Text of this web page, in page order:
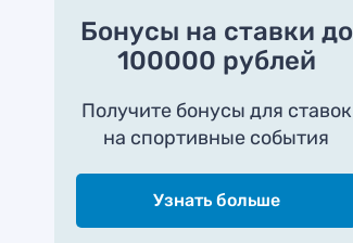
Бонусы на ставки до
100000 рублей
Получите бонусы для ставок
на спортивные события
Узнать больше